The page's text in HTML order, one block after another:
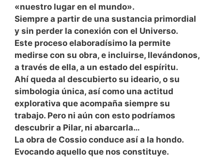
«nuestro lugar en el mundo».
Siempre a partir de una sustancia primordial
y sin perder la conexión con el Universo.
Este proceso elaboradísimo la permite
medirse con su obra, e incluirse, llevándonos,
a través de ella, a un estado del espíritu.
Ahí queda al descubierto su ideario, o su
simbologia única, así como una actitud
explorativa que acompaña siempre su
trabajo. Pero ni aún con esto podríamos
descubrir a Pilar, ni abarcarla…
La obra de Cossio conduce así a la hondo.
Evocando aquello que nos constituye.